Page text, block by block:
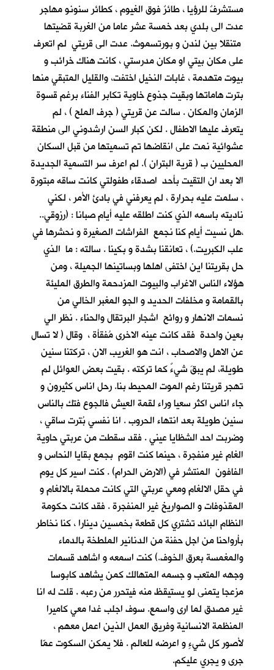
مستشرفٌ للرؤيا ، طائرٌ فوق الغيوم ، كطائر سنونو مهاجر
عدت الى بلدي بعد خمسة عشر عاما من الغربة قضيتها
متنقلا بين لندن و بورتسموث. عدت الى قريتي لم اتعرف
على مكان بيتي او مكان مدرستي ، كانت هناك خرائب و
بيوت متهدمة ، غابات النخيل اختفت، والقليل المتبقي منها
بترت هاماتها وبقيت جذوع خاوية تكابر الفناء برغم قسوة
الزمان والمكان . سالت عن قريتي ( جرف الملح ) ، لم
يتعرف عليها الاطفال . لكن كبار السن ارشدوني الى منطقة
عشوائية نمت على انقاضها تم تسميتها من قبل السكان
المحليين ب ( قرية البتران ). لم اعرف سر التسمية الجديدة
الا بعد ان التقيت بأحد اصدقاء طفولتي كانت ساقه مبتورة
، سلمت عليه بحرارة ، لم يعرفني في بادئ الأمر ، لكني
ناديته باسمه الذي كنت اطلقه عليه أيام صبانا : (رزوقي..
،هل نسيت أيام كنا نجمع الفراشات الصغيرة و نحشرها في
علب الكبريت.) ، تعانقنا بشدة و بكينا . سالته : ما الذي
حل بقريتنا اين اختفى اهلها وبساتينها الجميلة ، ومن
هؤلاء الناس الاغراب والبيوت المزدحمة والطرق المليئة
بالقمامة و مخلفات الحديد و الجو المغبر الخالي من
نسمات الانهار و روائح اشجار البرتقال والحناء . نظر الي
بعين واحدة فقد كانت عينه الاخرى مُفقأة ، وقال ( لا تسال
عن الاهل والاصحاب ، انت هو الغريب الان ، تركتنا سنين
طويلة، لم يبقَ شيءٌ كما تركته . بقيت بعض العوائل لم
تهجر قريتنا رغم الموت المحيط بنا. رحل اناس كثيرون و
جاء اناس اكثر سعيا وراء لقمة العيش فالجوع فتك بالناس
سنين طويلة بعد انتهاء الحروب . انا نفسي بُترت ساقي ،
وضربت احد الشظايا عيني . فقد سقطت من عربتي حاوية
الغام غير منفجرة ، حينما كنت اقوم بجمع بقايا النحاس و
الفافون المنتشر في (الارض الحرام) . كنت اسير كل يوم
في حقل الالغام ومعي عربتي التي كانت محملة بالالغام و
المقذوفات و الصواريخ غير المنفجرة . فقد كانت حكومة
النظام البائد تشتري كل قطعة بخمسين دينارا ، كنا نخاطر
بأرواحنا من اجل حفنة من الدنانير الملطخة بالدماء
والمغمسة بعرق الخوف.) كنت اسمعه و اشاهد قسمات
وجهه المتعب و جسمه المتهالك كمن يشاهد كابوسا
مزعجا يتمنى لو يستيقظ منه فيتحرر من رعبه . قلت له انا
غير مصدق لما ارى واسمع. سوف اجلب غدا معي كاميرا
المنظمة الانسانية وفريق العمل الذين اعمل معهم ،
لأصور كل شيءٍ و اعرضه للعالم . فلا يمكن السكوت عمّا
جرى و يجري عليكم.